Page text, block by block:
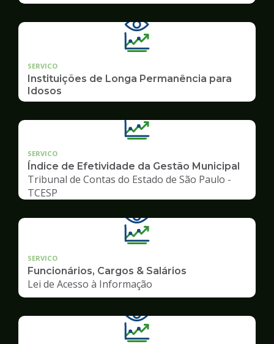
SERVICO
Instituições de Longa Permanência para
Idosos
SERVICO
Índice de Efetividade da Gestão Municipal
Tribunal de Contas do Estado de São Paulo -
TCESP
SERVICO
Funcionários, Cargos & Salários
Lei de Acesso à Informação